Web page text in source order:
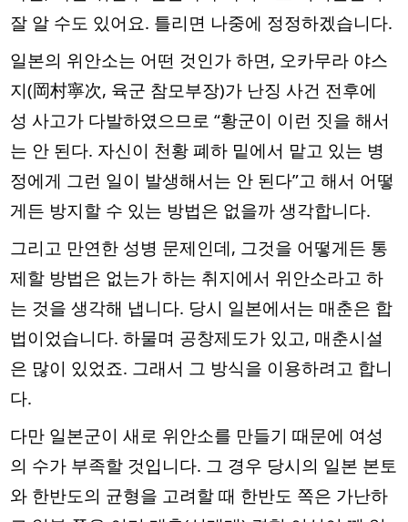
잘 알 수도 있어요. 틀리면 나중에 정정하겠습니다.
일본의 위안소는 어떤 것인가 하면, 오카무라 야스
지(岡村寧次, 육군 참모부장)가 난징 사건 전후에
성 사고가 다발하였으므로 “황군이 이런 짓을 해서
는 안 된다. 자신이 천황 폐하 밑에서 맡고 있는 병
정에게 그런 일이 발생해서는 안 된다”고 해서 어떻
게든 방지할 수 있는 방법은 없을까 생각합니다.
그리고 만연한 성병 문제인데, 그것을 어떻게든 통
제할 방법은 없는가 하는 취지에서 위안소라고 하
는 것을 생각해 냅니다. 당시 일본에서는 매춘은 합
법이었습니다. 하물며 공창제도가 있고, 매춘시설
은 많이 있었죠. 그래서 그 방식을 이용하려고 합니
다.
다만 일본군이 새로 위안소를 만들기 때문에 여성
의 수가 부족할 것입니다. 그 경우 당시의 일본 본토
와 한반도의 균형을 고려할 때 한반도 쪽은 가난하